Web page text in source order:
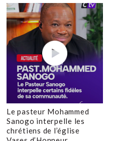
Le pasteur Mohammed
Sanogo interpelle les
chrétiens de l’église